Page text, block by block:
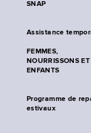
SNAP
Assistance
FEMMES,
NOURRISSONS ET
ENFANTS
Programme de
estivaux